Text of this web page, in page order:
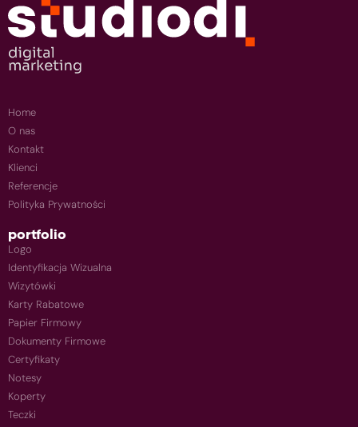
Home
O nas
Kontakt
Klienci
Referencje
Polityka Prywatności
portfolio
Logo
Identyfikacja Wizualna
Wizytówki
Karty Rabatowe
Papier Firmowy
Dokumenty Firmowe
Certyfikaty
Notesy
Koperty
Teczki